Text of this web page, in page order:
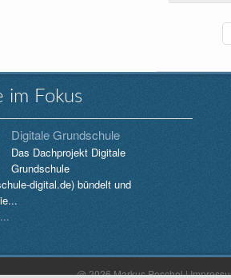
im Fokus
Digitale Grundschule
Das Dachprojekt Digitale
Grundschule
digital.de) bündelt und
@ 2026 Markus Peschel |